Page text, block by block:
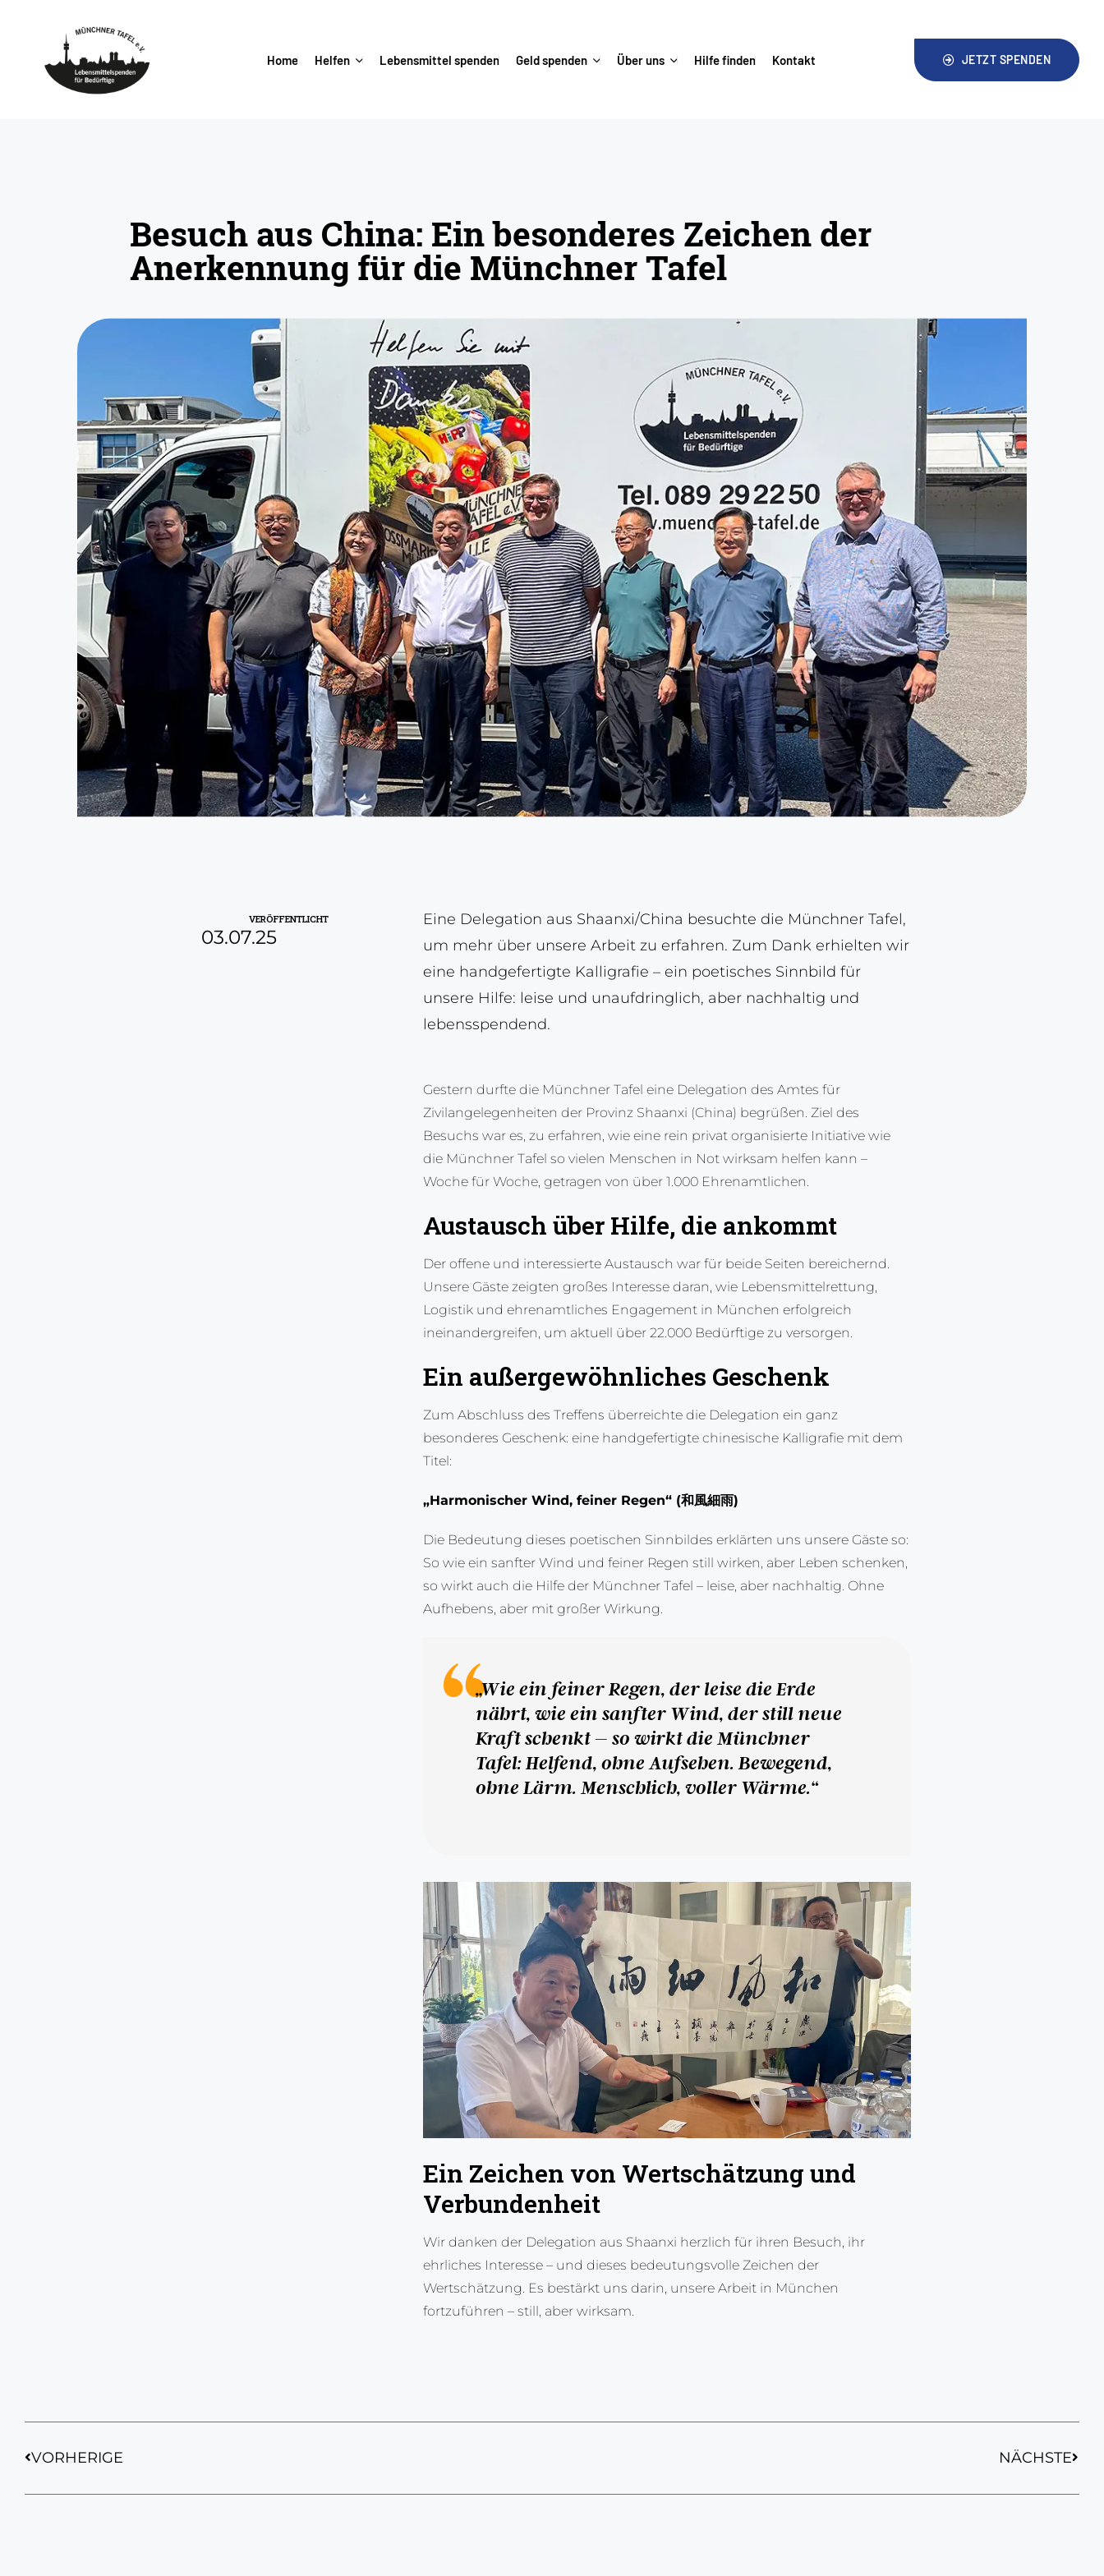
Home Helfen Lebensmittel spenden Geld spenden Über uns Hilfe finden Kontakt JETZT SPENDEN
Startseite»Besuch aus China: Ein besonderes Zeichen der Anerkennung für die Münchner Tafel
Besuch aus China: Ein besonderes Zeichen der
Anerkennung für die Münchner Tafel
VERÖFFENTLICHT
03.07.25
Eine Delegation aus Shaanxi/China besuchte die Münchner Tafel,
um mehr über unsere Arbeit zu erfahren. Zum Dank erhielten wir
eine handgefertigte Kalligrafie – ein poetisches Sinnbild für
unsere Hilfe: leise und unaufdringlich, aber nachhaltig und
lebensspendend.
Gestern durfte die Münchner Tafel eine Delegation des Amtes für
Zivilangelegenheiten der Provinz Shaanxi (China) begrüßen. Ziel des
Besuchs war es, zu erfahren, wie eine rein privat organisierte Initiative wie
die Münchner Tafel so vielen Menschen in Not wirksam helfen kann –
Woche für Woche, getragen von über 1.000 Ehrenamtlichen.
Austausch über Hilfe, die ankommt
Der offene und interessierte Austausch war für beide Seiten bereichernd.
Unsere Gäste zeigten großes Interesse daran, wie Lebensmittelrettung,
Logistik und ehrenamtliches Engagement in München erfolgreich
ineinandergreifen, um aktuell über 22.000 Bedürftige zu versorgen.
Ein außergewöhnliches Geschenk
Zum Abschluss des Treffens überreichte die Delegation ein ganz
besonderes Geschenk: eine handgefertigte chinesische Kalligrafie mit dem
Titel:
„Harmonischer Wind, feiner Regen“ (和風細雨)
Die Bedeutung dieses poetischen Sinnbildes erklärten uns unsere Gäste so:
So wie ein sanfter Wind und feiner Regen still wirken, aber Leben schenken,
so wirkt auch die Hilfe der Münchner Tafel – leise, aber nachhaltig. Ohne
Aufhebens, aber mit großer Wirkung.
„Wie ein feiner Regen, der leise die Erde
nährt, wie ein sanfter Wind, der still neue
Kraft schenkt – so wirkt die Münchner
Tafel: Helfend, ohne Aufsehen. Bewegend,
ohne Lärm. Menschlich, voller Wärme.“
Ein Zeichen von Wertschätzung und
Verbundenheit
Wir danken der Delegation aus Shaanxi herzlich für ihren Besuch, ihr
ehrliches Interesse – und dieses bedeutungsvolle Zeichen der
Wertschätzung. Es bestärkt uns darin, unsere Arbeit in München
fortzuführen – still, aber wirksam.
VORHERIGE NÄCHSTE